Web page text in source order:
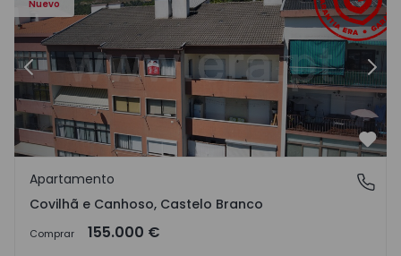
Nuevo
Anterior
Covilhã e Canhoso, Castelo Branco
Apartamento
Covilhã e Canhoso, Castelo Branco
Comprar 155.000 €